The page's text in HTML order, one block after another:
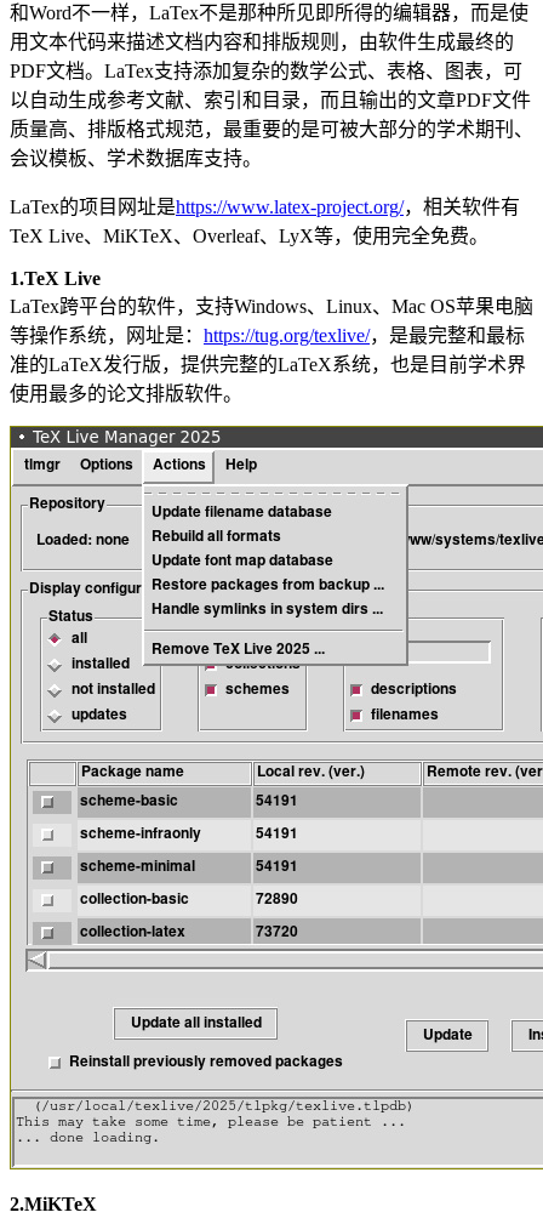
和Word不一样，LaTex不是那种所见即所得的编辑器，而是使
用文本代码来描述文档内容和排版规则，由软件生成最终的
PDF文档。LaTex支持添加复杂的数学公式、表格、图表，可
以自动生成参考文献、索引和目录，而且输出的文章PDF文件
质量高、排版格式规范，最重要的是可被大部分的学术期刊、
会议模板、学术数据库支持。
LaTex的项目网址是https://www.latex-project.org/，相关软件有
TeX Live、MiKTeX、Overleaf、LyX等，使用完全免费。
1.TeX Live
LaTex跨平台的软件，支持Windows、Linux、Mac OS苹果电脑
等操作系统，网址是： https://tug.org/texlive/，是最完整和最标
准的LaTeX发行版，提供完整的LaTeX系统，也是目前学术界
使用最多的论文排版软件。
2.MiKTeX